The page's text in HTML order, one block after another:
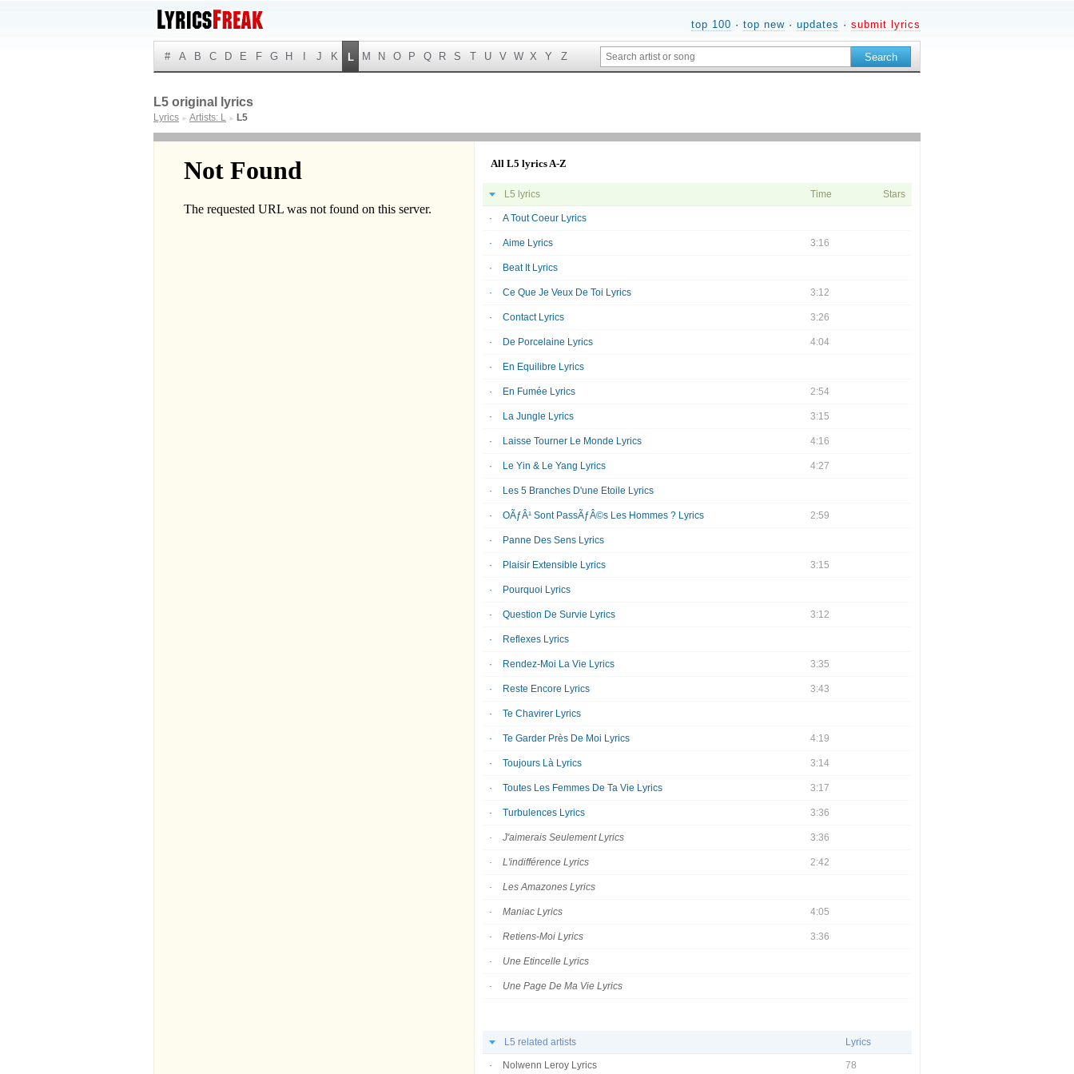
top 100 · top new · updates · submit lyrics
# A B C D E F G H J K L M N O P Q R S T U V W X Y Z
L5 original lyrics
Lyrics ► Artists: L ► L5
All L5 lyrics A-Z
L5 lyrics Time Stars
A Tout Coeur Lyrics
Aime Lyrics 3:16
Beat It Lyrics
Ce Que Je Veux De Toi Lyrics 3:12
Contact Lyrics 3:26
De Porcelaine Lyrics 4:04
En Equilibre Lyrics
En Fumée Lyrics 2:54
La Jungle Lyrics 3:15
Laisse Tourner Le Monde Lyrics 4:16
Le Yin & Le Yang Lyrics 4:27
Les 5 Branches D'une Etoile Lyrics
OÃƒÂ¹ Sont PassÃƒÂ©s Les Hommes ? Lyrics 2:59
Panne Des Sens Lyrics
Plaisir Extensible Lyrics 3:15
Pourquoi Lyrics
Question De Survie Lyrics 3:12
Reflexes Lyrics
Rendez-Moi La Vie Lyrics 3:35
Reste Encore Lyrics 3:43
Te Chavirer Lyrics
Te Garder Près De Moi Lyrics 4:19
Toujours Là Lyrics 3:14
Toutes Les Femmes De Ta Vie Lyrics 3:17
Turbulences Lyrics 3:36
J'aimerais Seulement Lyrics 3:36
L'indifférence Lyrics 2:42
Les Amazones Lyrics
Maniac Lyrics 4:05
Retiens-Moi Lyrics 3:36
Une Etincelle Lyrics
Une Page De Ma Vie Lyrics
L5 related artists Lyrics
Nolwenn Leroy Lyrics 78